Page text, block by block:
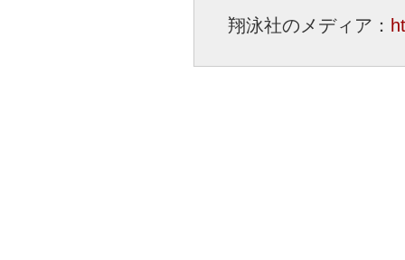
翔泳社のメディア：